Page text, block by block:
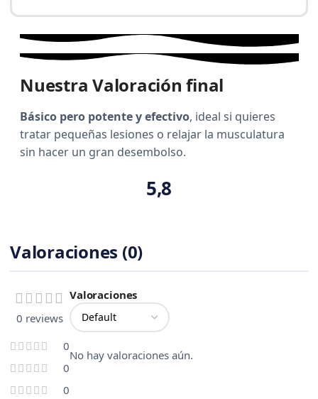
5,8
Nuestra Valoración final
Básico pero potente y efectivo, ideal si quieres
tratar pequeñas lesiones o relajar la musculatura
sin hacer un gran desembolso.
Valoraciones (0)
0 reviews
0
0
0
Valoraciones
No hay valoraciones aún.